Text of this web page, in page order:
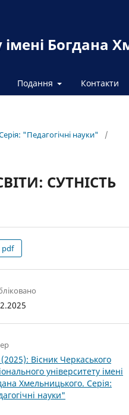
імені Богдана
Подання Контакти
"Педагогічні науки"
/
СУТНІСТЬ
pdf
Вісник Черкаського
університету імені
Хмельницького. Серія:
науки"